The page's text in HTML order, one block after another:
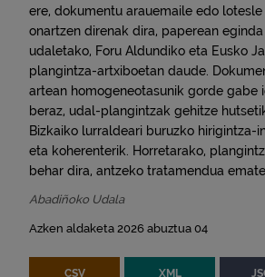
ere, dokumentu arauemaile edo
onartzen direnak dira, paperean
udaletako, Foru Aldundiko eta Eusko
plangintza-artxiboetan daude.
artean homogeneotasunik gorde gabe
beraz, udal-plangintzak gehitze
Bizkaiko lurraldeari buruzko hirigintza-
eta koherenterik. Horretarako,
behar dira, antzeko tratamendua
Abadiñoko Udala
Azken aldaketa 2026 abuztua 04
CSV XML